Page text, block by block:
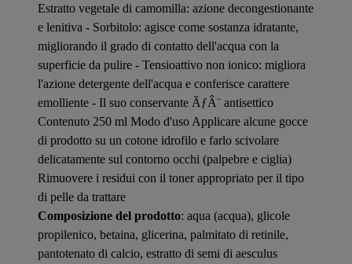
Estratto vegetale di camomilla: azione decongestionante
e lenitiva - Sorbitolo: agisce come sostanza idratante,
migliorando il grado di contatto dell'acqua con la
superficie da pulire - Tensioattivo non ionico: migliora
l'azione detergente dell'acqua e conferisce carattere
emolliente - Il suo conservante ÃƒÂ¨ antisettico
Contenuto 250 ml Modo d'uso Applicare alcune gocce
di prodotto su un cotone idrofilo e farlo scivolare
delicatamente sul contorno occhi (palpebre e ciglia)
Rimuovere i residui con il toner appropriato per il tipo
di pelle da trattare
Composizione del prodotto: aqua (acqua), glicole
propilenico, betaina, glicerina, palmitato di retinile,
pantotenato di calcio, estratto di semi di aesculus